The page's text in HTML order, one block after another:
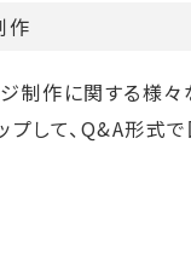
作
制作に関する様々
して、Q&A形式で